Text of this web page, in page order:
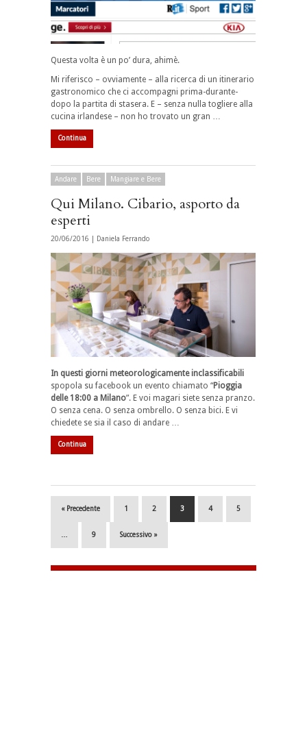
Questa volta è un po’ dura, ahimè.
Mi riferisco – ovviamente – alla ricerca di un itinerario
gastronomico che ci accompagni prima-durante-
dopo la partita di stasera. E – senza nulla togliere alla
cucina irlandese – non ho trovato un gran …
Continua
Andare Bere Mangiare e Bere
Qui Milano. Cibario, asporto da
esperti
20/06/2016 | Daniela Ferrando
In questi giorni meteorologicamente inclassificabili
spopola su facebook un evento chiamato “Pioggia
delle 18:00 a Milano”. E voi magari siete senza pranzo.
O senza cena. O senza ombrello. O senza bici. E vi
chiedete se sia il caso di andare …
Continua
« Precedente 1 2 3 4 5
9 Successivo »